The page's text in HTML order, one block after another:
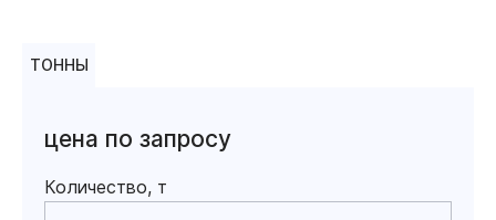
ТОННЫ
цена по запросу
Количество, т